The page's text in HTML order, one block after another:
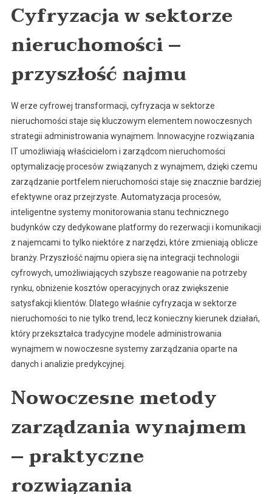
Cyfryzacja w sektorze
nieruchomości –
przyszłość najmu
W erze cyfrowej transformacji, cyfryzacja w sektorze
nieruchomości staje się kluczowym elementem nowoczesnych
strategii administrowania wynajmem. Innowacyjne rozwiązania
IT umożliwiają właścicielom i zarządcom nieruchomości
optymalizację procesów związanych z wynajmem, dzięki czemu
zarządzanie portfelem nieruchomości staje się znacznie bardziej
efektywne oraz przejrzyste. Automatyzacja procesów,
inteligentne systemy monitorowania stanu technicznego
budynków czy dedykowane platformy do rezerwacji i komunikacji
z najemcami to tylko niektóre z narzędzi, które zmieniają oblicze
branży. Przyszłość najmu opiera się na integracji technologii
cyfrowych, umożliwiających szybsze reagowanie na potrzeby
rynku, obniżenie kosztów operacyjnych oraz zwiększenie
satysfakcji klientów. Dlatego właśnie cyfryzacja w sektorze
nieruchomości to nie tylko trend, lecz konieczny kierunek działań,
który przekształca tradycyjne modele administrowania
wynajmem w nowoczesne systemy zarządzania oparte na
danych i analizie predykcyjnej.
Nowoczesne metody
zarządzania wynajmem
– praktyczne
rozwiązania